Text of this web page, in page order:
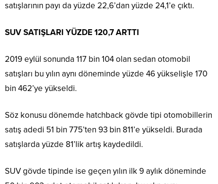
satışlarının payı da yüzde 22,6’dan yüzde 24,1’e çıktı.
SUV SATIŞLARI YÜZDE 120,7 ARTTI
2019 eylül sonunda 117 bin 104 olan sedan otomobil
satışları bu yılın aynı döneminde yüzde 46 yükselişle 170
bin 462’ye yükseldi.
Söz konusu dönemde hatchback gövde tipi otomobillerin
satış adedi 51 bin 775’ten 93 bin 811’e yükseldi. Burada
satışlarda yüzde 81’lik artış kaydedildi.
SUV gövde tipinde ise geçen yılın ilk 9 aylık döneminde